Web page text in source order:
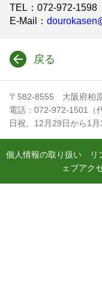
TEL ：072-972-1598
E-Mail
：
戻る
〒582-8555 大阪府柏
電話：072-972-1501（
日祝、12月29日から1月
個人情報の取り扱い リ
ェブアク